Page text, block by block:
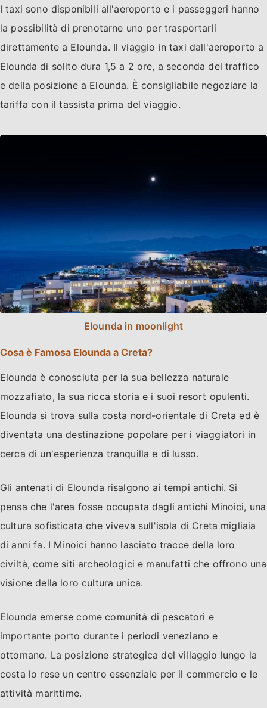
I taxi sono disponibili all'aeroporto e i passeggeri hanno
la possibilità di prenotarne uno per trasportarli
direttamente a Elounda. Il viaggio in taxi dall'aeroporto a
Elounda di solito dura 1,5 a 2 ore, a seconda del traffico
e della posizione a Elounda. È consigliabile negoziare la
tariffa con il tassista prima del viaggio.
Elounda in moonlight
Cosa è Famosa Elounda a Creta?
Elounda è conosciuta per la sua bellezza naturale
mozzafiato, la sua ricca storia e i suoi resort opulenti.
Elounda si trova sulla costa nord-orientale di Creta ed è
diventata una destinazione popolare per i viaggiatori in
cerca di un'esperienza tranquilla e di lusso.
Gli antenati di Elounda risalgono ai tempi antichi. Si
pensa che l'area fosse occupata dagli antichi Minoici, una
cultura sofisticata che viveva sull'isola di Creta migliaia
di anni fa. I Minoici hanno lasciato tracce della loro
civiltà, come siti archeologici e manufatti che offrono una
visione della loro cultura unica.
Elounda emerse come comunità di pescatori e
importante porto durante i periodi veneziano e
ottomano. La posizione strategica del villaggio lungo la
costa lo rese un centro essenziale per il commercio e le
attività marittime.